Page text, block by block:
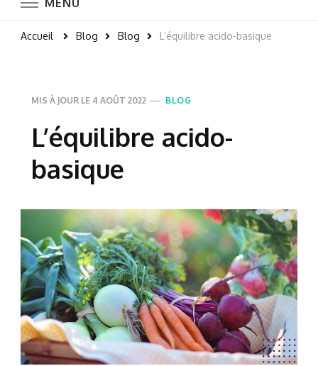
Accueil Blog Blog L’équilibre acido-basique
MIS À JOUR LE 4 AOÛT 2022 BLOG
L’équilibre acido-
basique